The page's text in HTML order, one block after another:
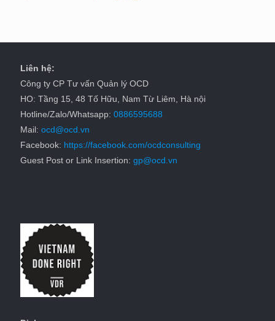
Liên hệ:
Công ty CP Tư vấn Quản lý OCD
HO: Tầng 15, 48 Tố Hữu, Nam Từ Liêm, Hà nội
Hotline/Zalo/Whatsapp: 0886595688
Mail: ocd@ocd.vn
Facebook: https://facebook.com/ocdconsulting
Guest Post or Link Insertion: gp@ocd.vn